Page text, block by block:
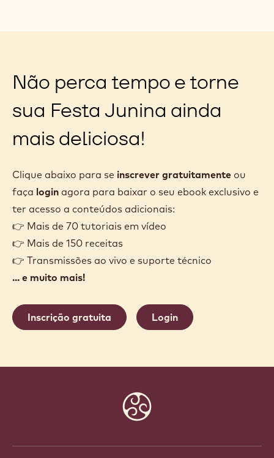
Não perca tempo e torne
sua Festa Junina ainda
mais deliciosa!
Clique abaixo para se inscrever gratuitamente ou
faça login agora para baixar o seu ebook exclusivo e
ter acesso a conteúdos adicionais:
👉 Mais de 70 tutoriais em vídeo
👉 Mais de 150 receitas
👉 Transmissões ao vivo e suporte técnico
... e muito mais!
Inscrição gratuita Login